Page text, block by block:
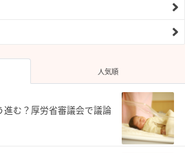
人気順
む？厚労省審議会で議論